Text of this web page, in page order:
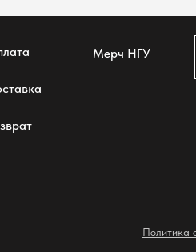
Мерч НГУ
Политика